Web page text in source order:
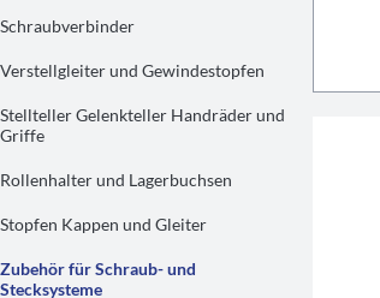
Schraubverbinder
Verstellgleiter und Gewindestopfen
Stellteller Gelenkteller Handräder und
Griffe
Rollenhalter und Lagerbuchsen
Stopfen Kappen und Gleiter
Zubehör für Schraub- und
Stecksysteme